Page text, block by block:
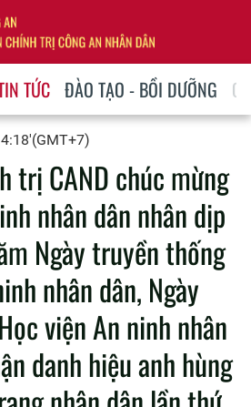
TỨC ĐÀO TẠO - BỒI DƯỠNG
trị CAND chúc mừng
nhân dân nhân dịp
Ngày truyền thống
nhân dân, Ngày
viện An ninh nhân
danh hiệu anh hùng